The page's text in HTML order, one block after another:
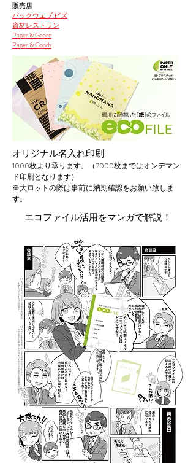
販売店
パックウェブ.ビズ
資材レストラン
​Paper & Green
Paper & Goods
オリジナル名入れ印刷
1000枚より承ります。
​（2000枚まではオンデマン
ド印刷となります）​
※大ロットの際は事前に納期確認をお願い致しま
す。
エコファイル活用をマンガで解説！